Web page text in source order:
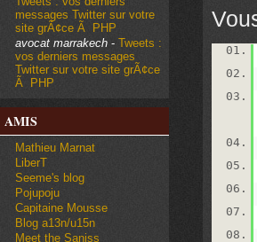
messages Twitter sur votre
site grÃ¢ce Ã PHP
avocat marrakech - Tweets :
vos derniers messages
Twitter sur votre site grÃ¢ce
Ã PHP
AMIS
Mathieu Marnat
LiberT
Seeme's blog
Pojupoju
Capitaine Mousse
Blog a13n/u15n
Meet the Saniss
01.
02.
03.
04.
05.
06.
07.
08.